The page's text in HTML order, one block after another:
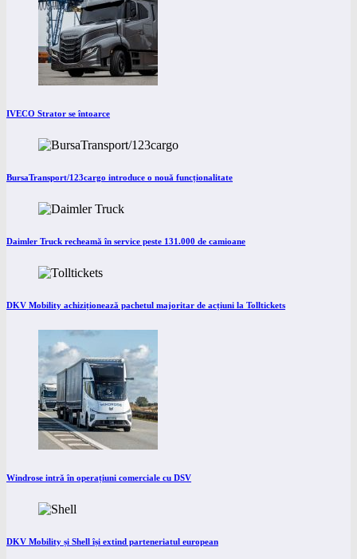
IVECO Strator se întoarce
BursaTransport/123cargo introduce o nouă funcționalitate
Daimler Truck recheamă în service peste 131.000 de camioane
DKV Mobility achiziționează pachetul majoritar de acțiuni la Tolltickets
Windrose intră în operațiuni comerciale cu DSV
DKV Mobility și Shell își extind parteneriatul european